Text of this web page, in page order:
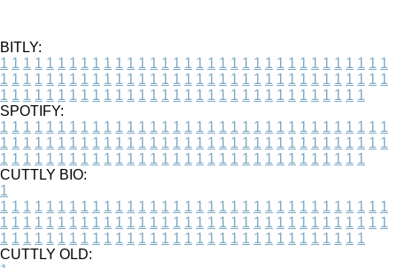
BITLY:
1 1 1 1 1 1 1 1 1 1 1 1 1 1 1 1 1 1 1 1 1 1 1 1 1 1 1 1 1 1 1 1 1 1
1 1 1 1 1 1 1 1 1 1 1 1 1 1 1 1 1 1 1 1 1 1 1 1 1 1 1 1 1 1 1 1 1 1
1 1 1 1 1 1 1 1 1 1 1 1 1 1 1 1 1 1 1 1 1 1 1 1 1 1 1 1 1 1 1 1
SPOTIFY:
1 1 1 1 1 1 1 1 1 1 1 1 1 1 1 1 1 1 1 1 1 1 1 1 1 1 1 1 1 1 1 1 1 1
1 1 1 1 1 1 1 1 1 1 1 1 1 1 1 1 1 1 1 1 1 1 1 1 1 1 1 1 1 1 1 1 1 1
1 1 1 1 1 1 1 1 1 1 1 1 1 1 1 1 1 1 1 1 1 1 1 1 1 1 1 1 1 1 1 1
CUTTLY BIO:
1
1 1 1 1 1 1 1 1 1 1 1 1 1 1 1 1 1 1 1 1 1 1 1 1 1 1 1 1 1 1 1 1 1 1
1 1 1 1 1 1 1 1 1 1 1 1 1 1 1 1 1 1 1 1 1 1 1 1 1 1 1 1 1 1 1 1 1 1
1 1 1 1 1 1 1 1 1 1 1 1 1 1 1 1 1 1 1 1 1 1 1 1 1 1 1 1 1 1 1 1
CUTTLY OLD: